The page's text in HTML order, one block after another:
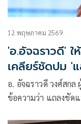
12 พฤษภาคม 2569
'อ.อัจฉราวดี' ใ
เคลียร์ชัดปม '
อ. อัจฉราวดี วงศ์สก
ข้อความว่า แถลงชัด